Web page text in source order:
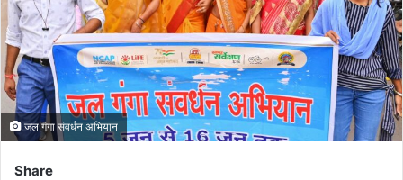
जल गंगा संवर्धन अभियान
Share